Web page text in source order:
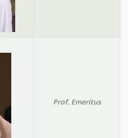
Prof. Emeritus